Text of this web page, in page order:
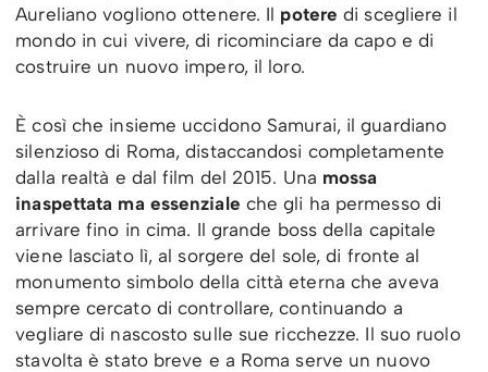
Aureliano vogliono ottenere. Il potere di scegliere il
mondo in cui vivere, di ricominciare da capo e di
costruire un nuovo impero, il loro.
È così che insieme uccidono Samurai, il guardiano
silenzioso di Roma, distaccandosi completamente
dalla realtà e dal film del 2015. Una mossa
inaspettata ma essenziale che gli ha permesso di
arrivare fino in cima. Il grande boss della capitale
viene lasciato lì, al sorgere del sole, di fronte al
monumento simbolo della città eterna che aveva
sempre cercato di controllare, continuando a
vegliare di nascosto sulle sue ricchezze. Il suo ruolo
stavolta è stato breve e a Roma serve un nuovo